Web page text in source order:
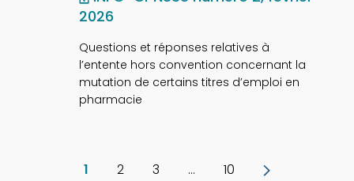
2026
Questions et réponses relatives à
l’entente hors convention concernant la
mutation de certains titres d’emploi en
pharmacie
Page
1 2 3 … 10